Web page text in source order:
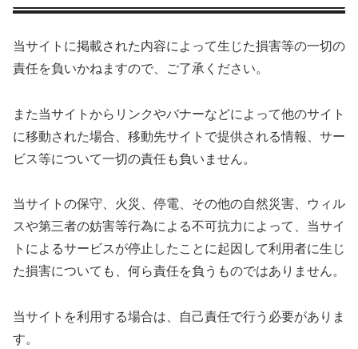
当サイトに掲載された内容によって生じた損害等の一切の
責任を負いかねますので、ご了承ください。
また当サイトからリンクやバナーなどによって他のサイト
に移動された場合、移動先サイトで提供される情報、サー
ビス等について一切の責任も負いません。
当サイトの保守、火災、停電、その他の自然災害、ウィル
スや第三者の妨害等行為による不可抗力によって、当サイ
トによるサービスが停止したことに起因して利用者に生じ
た損害についても、何ら責任を負うものではありません。
当サイトを利用する場合は、自己責任で行う必要がありま
す。